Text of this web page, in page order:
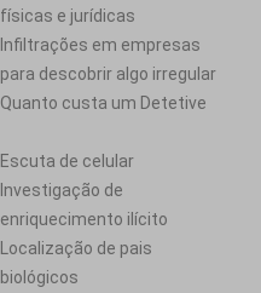
físicas e jurídicas
Infiltrações em empresas
para descobrir algo irregular
Quanto custa um Detetive
Escuta de celular
Investigação de
enriquecimento ilícito
Localização de pais
biológicos